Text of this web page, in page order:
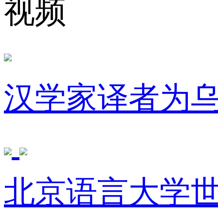
视频
汉学家译者为
北京语言大学